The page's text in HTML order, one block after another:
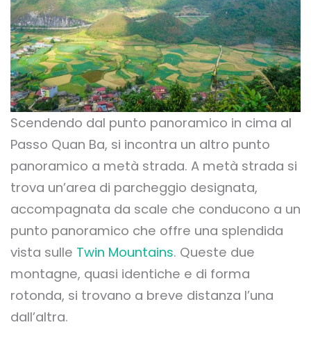
Scendendo dal punto panoramico in cima al
Passo Quan Ba, si incontra un altro punto
panoramico a metà strada. A metà strada si
trova un’area di parcheggio designata,
accompagnata da scale che conducono a un
punto panoramico che offre una splendida
vista sulle Twin Mountains. Queste due
montagne, quasi identiche e di forma
rotonda, si trovano a breve distanza l’una
dall’altra.